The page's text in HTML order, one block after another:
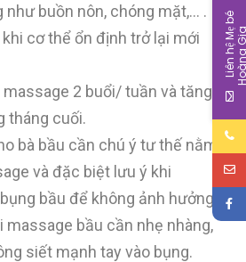
như buồn nôn, chóng mặt,… .
cơ thể ổn định trở lại mới
2 buổi/ tuần và tăng
tháng cuối.
bà bầu cần chú ý tư thế nằm,
và đặc biệt lưu ý khi
bầu để không ảnh hưởng
massage bầu cần nhẹ nhàng,
siết mạnh tay vào bụng.
L
i
ê
n
h
ệ
M
b
é
H
o
à
n
g
G
i